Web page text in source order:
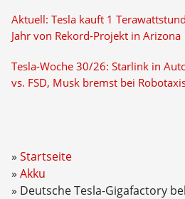
Aktuell: Tesla kauft 1
Jahr von Rekord-Projekt in Arizona
Tesla-Woche 30/26: Starlink in
vs. FSD, Musk bremst bei
Startseite
Akku
Deutsche Tesla-Gigafactory